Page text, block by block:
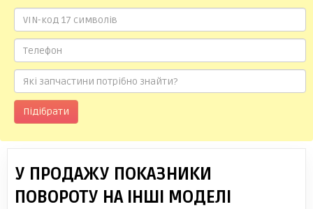
Підібрати
У ПРОДАЖУ ПОКАЗНИКИ
ПОВОРОТУ НА ІНШІ МОДЕЛІ